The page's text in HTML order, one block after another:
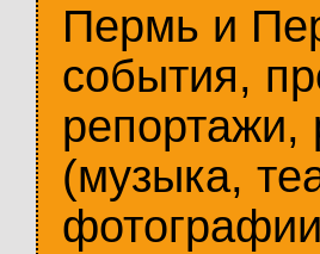
Пермь и
события,
репортажи,
(музыка,